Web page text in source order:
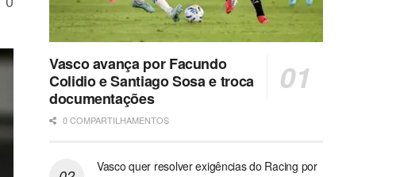
Vasco avança por Facundo
Colidio e Santiago Sosa e troca
documentações
0 COMPARTILHAMENTOS
Vasco quer resolver exigências do Racing por